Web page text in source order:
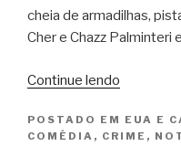
cheia de armadilhas,
Cher e Chazz Palminteri
Continue lendo
Nem
Tanto
POSTADO EM EUA E
COMÉDIA , CRIME ,